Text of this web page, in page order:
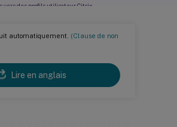
automatiquement. (Clause de non
Lire en anglais
vers des profils utilisateur Citrix